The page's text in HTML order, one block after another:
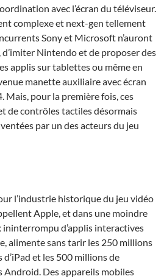
avec l’écran du téléviseur.
complexe et next-gen tellement
Sony et Microsoft n’auront
d’imiter Nintendo et de proposer des
applis sur tablettes ou même en
manette auxiliaire avec écran
Mais, pour la première fois, ces
de contrôles tactiles désormais
par un des acteurs du jeu
l’industrie historique du jeu vidéo
Apple, et dans une moindre
d’applis interactives
alimente sans tarir les 250 millions
d’iPad et les 500 millions de
Des appareils mobiles